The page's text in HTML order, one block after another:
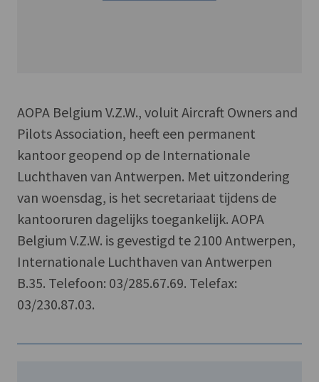
AOPA Belgium V.Z.W., voluit Aircraft Owners and
Pilots Association, heeft een permanent
kantoor geopend op de Internationale
Luchthaven van Antwerpen. Met uitzondering
van woensdag, is het secretariaat tijdens de
kantooruren dagelijks toegankelijk. AOPA
Belgium V.Z.W. is gevestigd te 2100 Antwerpen,
Internationale Luchthaven van Antwerpen
B.35. Telefoon: 03/285.67.69. Telefax:
03/230.87.03.